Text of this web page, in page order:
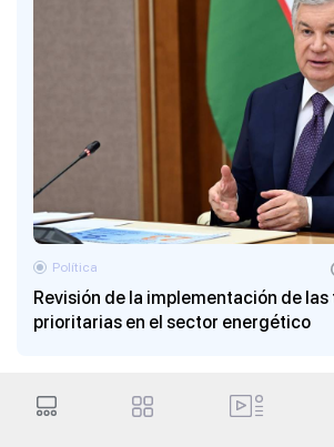
Revisión de la implementación de
prioritarias en el sector energético
Política